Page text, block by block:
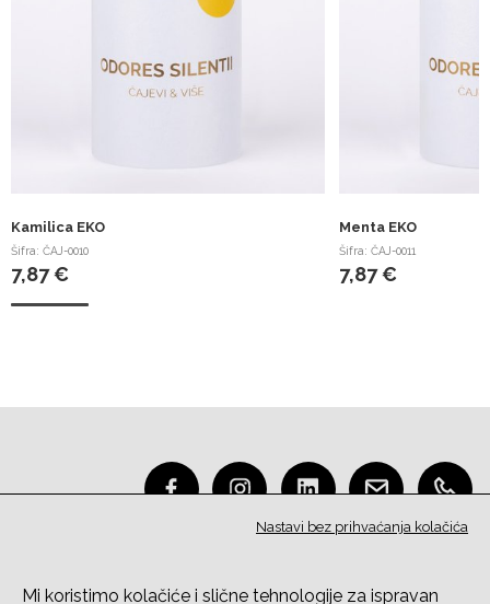
Kamilica EKO
Šifra: ČAJ-0010
7,87 €
Menta EKO
Šifra: ČAJ-0011
7,87 €
Kontakt
Nastavi bez prihvaćanja kolačića
Mi koristimo kolačiće i slične tehnologije za ispravan